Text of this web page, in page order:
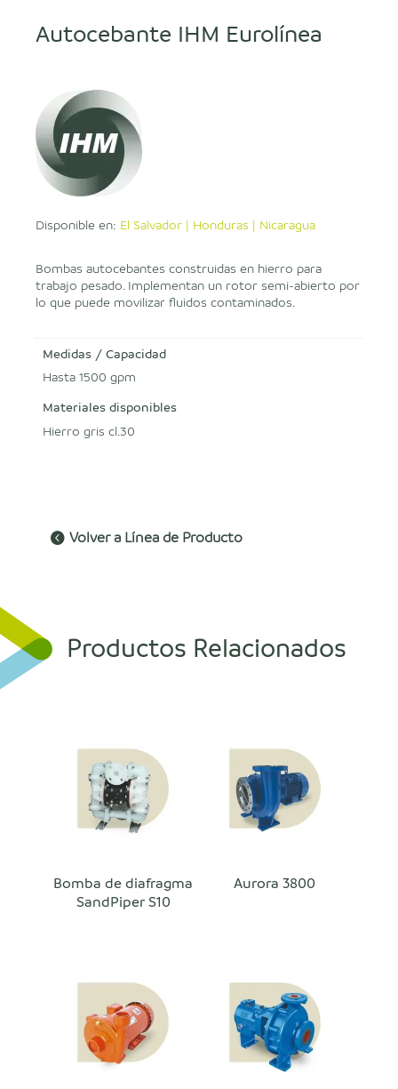
Autocebante IHM Eurolínea
Disponible en: El Salvador | Honduras | Nicaragua
Bombas autocebantes construidas en hierro para
trabajo pesado. Implementan un rotor semi-abierto por
lo que puede movilizar fluidos contaminados.
Medidas / Capacidad
Hasta 1500 gpm
Materiales disponibles
Hierro gris cl.30
Volver a Línea de Producto
Productos Relacionados
Bomba de diafragma
SandPiper S10
Aurora 3800